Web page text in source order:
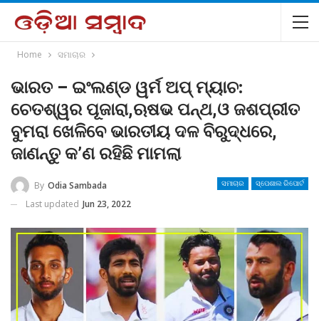
Home ସମାଚାର
ଭାରତ – ଇଂଲଣ୍ଡ ୱର୍ମ ଅପ୍ ମ୍ୟାଚ:
ଚେତଶ୍ୱର ପୂଜାରା,ଋଷଭ ପନ୍ଥ,ଓ ଜଶପ୍ରୀତ
ବୁମରା ଖେଳିବେ ଭାରତୀୟ ଦଳ ବିରୁଦ୍ଧରେ,
ଜାଣନ୍ତୁ କ’ଣ ରହିଛି ମାମଲା
ସମାଚାର ସ୍ପେଶାଲ ରିପୋର୍ଟ
By Odia Sambada
Last updated Jun 23, 2022